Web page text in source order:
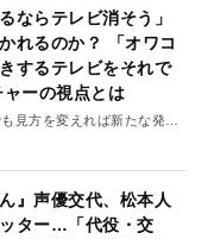
ならテレビ消そう」
れるのか？ 「オワコ
するテレビをそれで
ーの視点とは
見方を変えれば新たな発見
』声優交代、松本人
ター…「代役・交